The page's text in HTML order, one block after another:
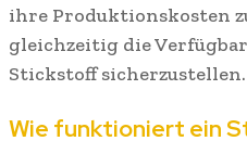
ihre Produktionskosten
gleichzeitig die
Stickstoff sicherzustellen.
Wie funktioniert ein